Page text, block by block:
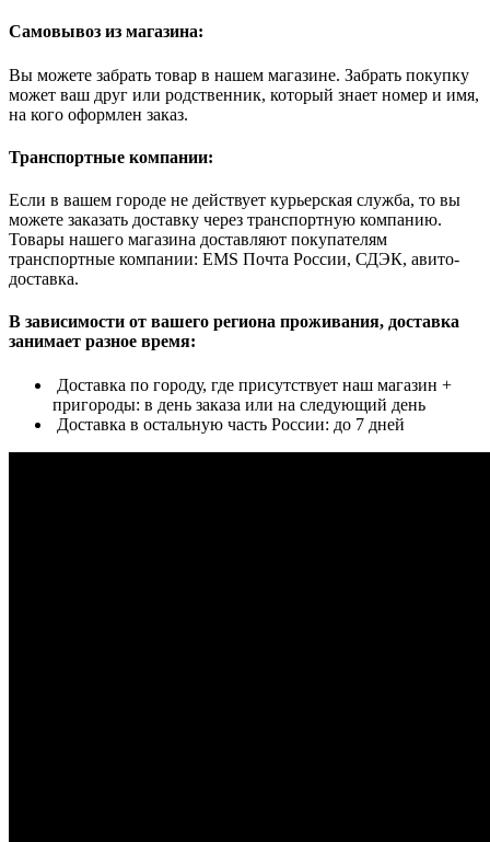
Самовывоз из магазина:
Вы можете забрать товар в нашем магазине. Забрать покупку
может ваш друг или родственник, который знает номер и имя,
на кого оформлен заказ.
Транспортные компании:
Если в вашем городе не действует курьерская служба, то вы
можете заказать доставку через транспортную компанию.
Товары нашего магазина доставляют покупателям
транспортные компании: EMS Почта России, СДЭК, авито-
доставка.
В зависимости от вашего региона проживания, доставка
занимает разное время:
Доставка по городу, где присутствует наш магазин +
пригороды: в день заказа или на следующий день
Доставка в остальную часть России: до 7 дней